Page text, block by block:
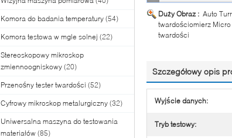
Komora do badania temperatury (54)
Komora testowa w mgle solnej (22)
Stereoskopowy mikroskop
zmiennoogniskowy (20)
Przenośny tester twardości (52)
Cyfrowy mikroskop metalurgiczny (32)
Uniwersalna maszyna do testowania
materiałów (85)
Duży Obraz : Auto
twardościomierz
twardości
Szczegółowy opis
Wyjście danych:
Tryb testowy: